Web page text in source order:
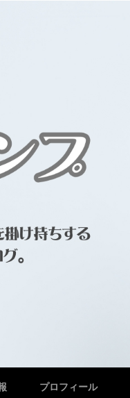
ップ プロフィール